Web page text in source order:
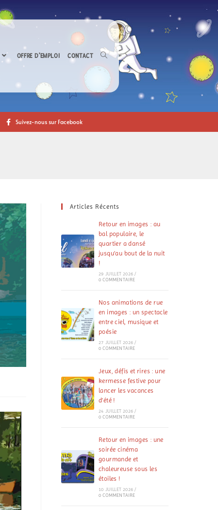
OFFRE D’EMPLOI CONTACT
Suivez-nous sur Facebook
Articles Récents
Retour en images : au
bal populaire, le
quartier a dansé
jusqu’au bout de la nuit
!
29 JUILLET 2026 /
0 COMMENTAIRE
Nos animations de rue
en images : un spectacle
entre ciel, musique et
poésie
27 JUILLET 2026 /
0 COMMENTAIRE
Jeux, défis et rires : une
kermesse festive pour
lancer les vacances
d’été !
24 JUILLET 2026 /
0 COMMENTAIRE
Retour en images : une
soirée cinéma
gourmande et
chaleureuse sous les
étoiles !
10 JUILLET 2026 /
0 COMMENTAIRE